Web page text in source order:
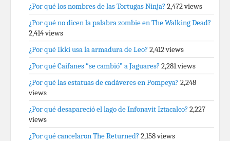
¿Por qué los nombres de las Tortugas Ninja? 2,472 views
¿Por qué no dicen la palabra zombie en The Walking Dead?
2,414 views
¿Por qué Ikki usa la armadura de Leo? 2,412 views
¿Por qué Caifanes “se cambió” a Jaguares? 2,281 views
¿Por qué las estatuas de cadáveres en Pompeya? 2,248
views
¿Por qué desapareció el lago de Infonavit Iztacalco? 2,227
views
¿Por qué cancelaron The Returned? 2,158 views